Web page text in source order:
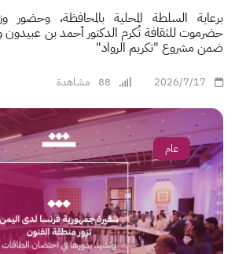
برعاية السلطة المحلية بالمحافظة، وحضور
حضرموت للثقافة تُكرم الدكتور أحمد بن عبيدون
ضمن مشروع "تكريم الرواد"
2026/7/17
88 مشاهدة
عام